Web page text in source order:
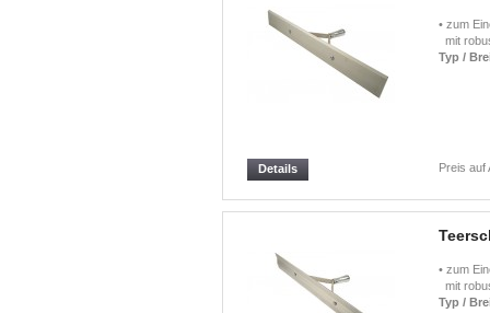
• zum
mit
Typ /
Preis auf
Details
• zum
mit
Typ /